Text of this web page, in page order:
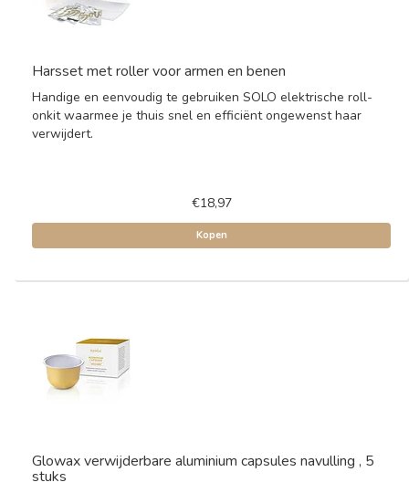
Harsset met roller voor armen en benen
Handige en eenvoudig te gebruiken SOLO elektrische roll-
onkit waarmee je thuis snel en efficiënt ongewenst haar
verwijdert.
€18,97
Kopen
Glowax verwijderbare aluminium capsules navulling , 5
stuks